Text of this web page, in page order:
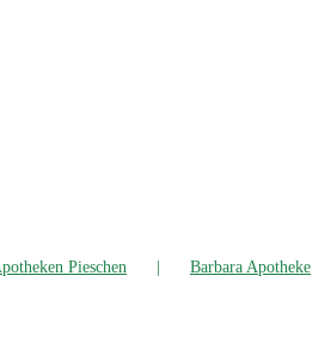
Pieschen Bar­ba­ra Apotheke